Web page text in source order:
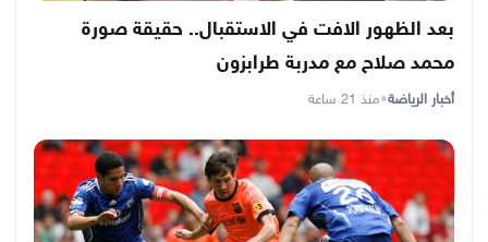
بعد الظهور الافت في الاستقبال.. حقيقة صورة
محمد صلاح مع مدربة طرابزون
أخبار الرياضة•منذ 21 ساعة